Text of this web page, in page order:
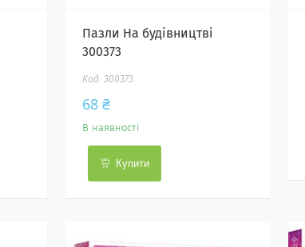
Пазли На будівництві
300373
300373
68 ₴
В наявності
Купити